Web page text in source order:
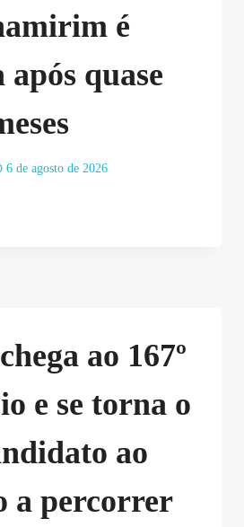
é
quase
6 de agosto de 2026
ao 167º
e se torna o
ao
a percorrer